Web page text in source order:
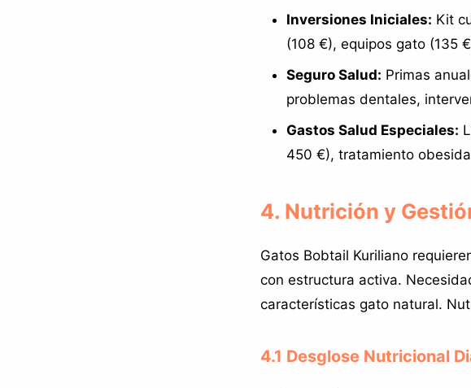
Inversiones Iniciales: Kit
(108 €), equipos gato (135
Seguro Salud: Primas
problemas dentales,
Gastos Salud Especiales:
450 €), tratamiento
4. Nutrición y
Gatos Bobtail Kuriliano
con estructura activa.
características gato natural.
4.1 Desglose Nutricional